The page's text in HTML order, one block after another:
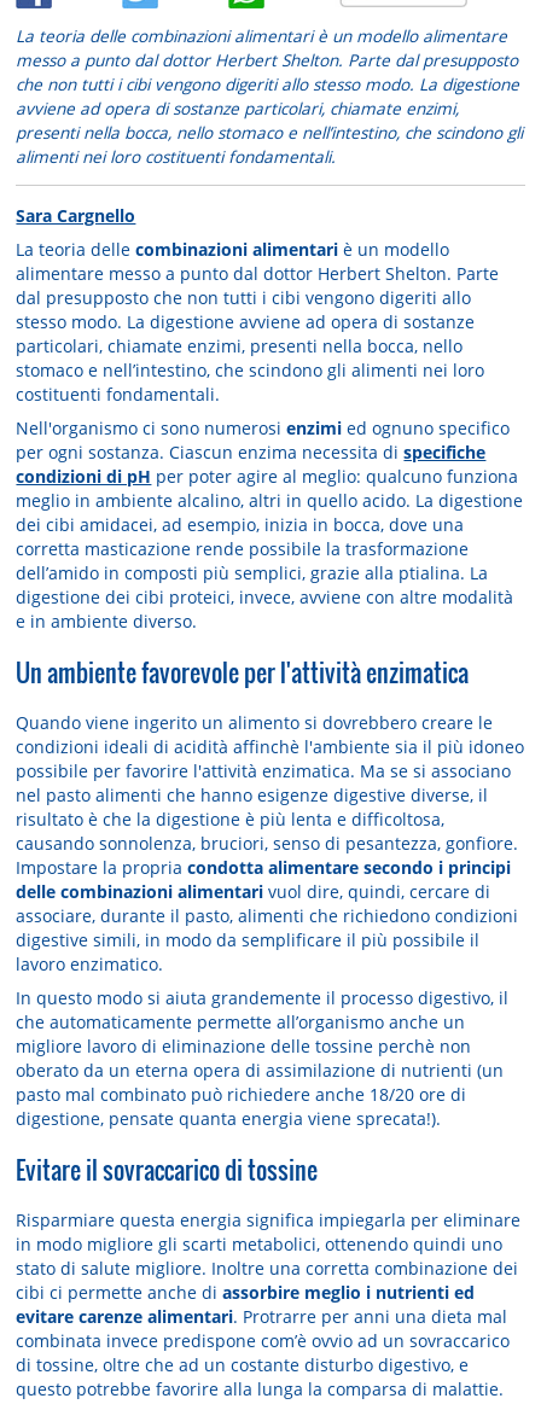
La teoria delle combinazioni alimentari è un modello alimentare
messo a punto dal dottor Herbert Shelton. Parte dal presupposto
che non tutti i cibi vengono digeriti allo stesso modo. La digestione
avviene ad opera di sostanze particolari, chiamate enzimi,
presenti nella bocca, nello stomaco e nell’intestino, che scindono gli
alimenti nei loro costituenti fondamentali.
Sara Cargnello
La teoria delle combinazioni alimentari è un modello
alimentare messo a punto dal dottor Herbert Shelton. Parte
dal presupposto che non tutti i cibi vengono digeriti allo
stesso modo. La digestione avviene ad opera di sostanze
particolari, chiamate enzimi, presenti nella bocca, nello
stomaco e nell’intestino, che scindono gli alimenti nei loro
costituenti fondamentali.
Nell'organismo ci sono numerosienzimi ed ognuno specifico
per ogni sostanza. Ciascun enzima necessita dispecifiche
condizioni di pH per poter agire al meglio: qualcuno funziona
meglio in ambiente alcalino, altri in quello acido. La digestione
dei cibi amidacei, ad esempio, inizia in bocca, dove una
corretta masticazione rende possibile la trasformazione
dell’amido in composti più semplici, grazie alla ptialina. La
digestione dei cibi proteici, invece, avviene con altre modalità
e in ambiente diverso.
Un ambiente favorevole per l'attività enzimatica
Quando viene ingerito un alimento si dovrebbero creare le
condizioni ideali di acidità affinchè l'ambiente sia il più idoneo
possibile per favorire l'attività enzimatica. Ma se si associano
nel pasto alimenti che hanno esigenze digestive diverse, il
risultato è che la digestione è più lenta e difficoltosa,
causando sonnolenza, bruciori, senso di pesantezza, gonfiore.
Impostare la propriacondotta alimentare secondo i principi
delle combinazioni alimentari vuol dire, quindi, cercare di
associare, durante il pasto, alimenti che richiedono condizioni
digestive simili, in modo da semplificare il più possibile il
lavoro enzimatico.
In questo modo si aiuta grandemente il processo digestivo, il
che automaticamente permette all’organismo anche un
migliore lavoro di eliminazione delle tossine perchè non
oberato da un eterna opera di assimilazione di nutrienti (un
pasto mal combinato può richiedere anche 18/20 ore di
digestione, pensate quanta energia viene sprecata!).
Evitare il sovraccarico di tossine
Risparmiare questa energia significa impiegarla per eliminare
in modo migliore gli scarti metabolici, ottenendo quindi uno
stato di salute migliore. Inoltre una corretta combinazione dei
cibi ci permette anche diassorbire meglio i nutrienti ed
evitare carenze alimentari. Protrarre per anni una dieta mal
combinata invece predispone com’è ovvio ad un sovraccarico
di tossine, oltre che ad un costante disturbo digestivo, e
questo potrebbe favorire alla lunga la comparsa di malattie.